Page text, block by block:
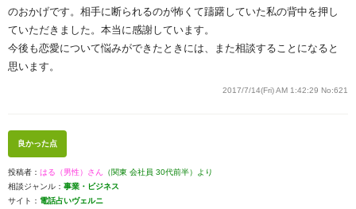
のおかげです。相手に断られるのが怖くて躊躇していた私の背中を押し
ていただきました。本当に感謝しています。
今後も恋愛について悩みができたときには、また相談することになると
思います。
2017/7/14(Fri) AM 1:42:29 No:621
良かった点
投稿者： はる（男性）さん （関東 会社員 30代前半）より
相談ジャンル： 事業・ビジネス
サイト： 電話占いヴェルニ